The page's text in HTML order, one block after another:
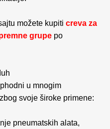
možete kupiti creva za
grupe po
u mnogim
svoje široke primene:
pneumatskih alata,